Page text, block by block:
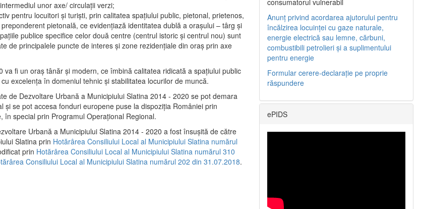
unor axe/ circulații verzi;
pentru locuitori şi turişti, prin calitatea spaţiului public, pietonal, prietenos,
pietonală, ce evidenţiază identitatea dublă a oraşului – târg şi
publice specifice celor două centre (centrul istoric şi centrul nou) sunt
de principalele puncte de interes şi zone rezidenţiale din oraş prin axe
va fi un oraş tânăr şi modern, ce îmbină calitatea ridicată a spaţiului public
excelenţa în domeniul tehnic şi stabilitatea locurilor de muncă.
de Dezvoltare Urbană a Municipiului Slatina 2014 - 2020 se pot demara
şi se pot accesa fonduri europene puse la dispoziţia României prin
în special prin Programul Operațional Regional.
Urbană a Municipiului Slatina 2014 - 2020 a fost însuşită de către
Slatina prin Hotărârea Consiliului Local al Municipiului Slatina numărul
prin Hotărârea Consiliului Local al Municipiului Slatina numărul 310
Consiliului Local al Municipiului Slatina numărul 202 din 31.07.2018.
consumatorul vulnerabil
Anunț privind acordarea ajutorului pentru
încălzirea locuinței cu gaze naturale,
energie electrică sau lemne, cărbuni,
combustibili petrolieri și a suplimentului
pentru energie
Formular cerere-declarație pe proprie
răspundere
ePIDS